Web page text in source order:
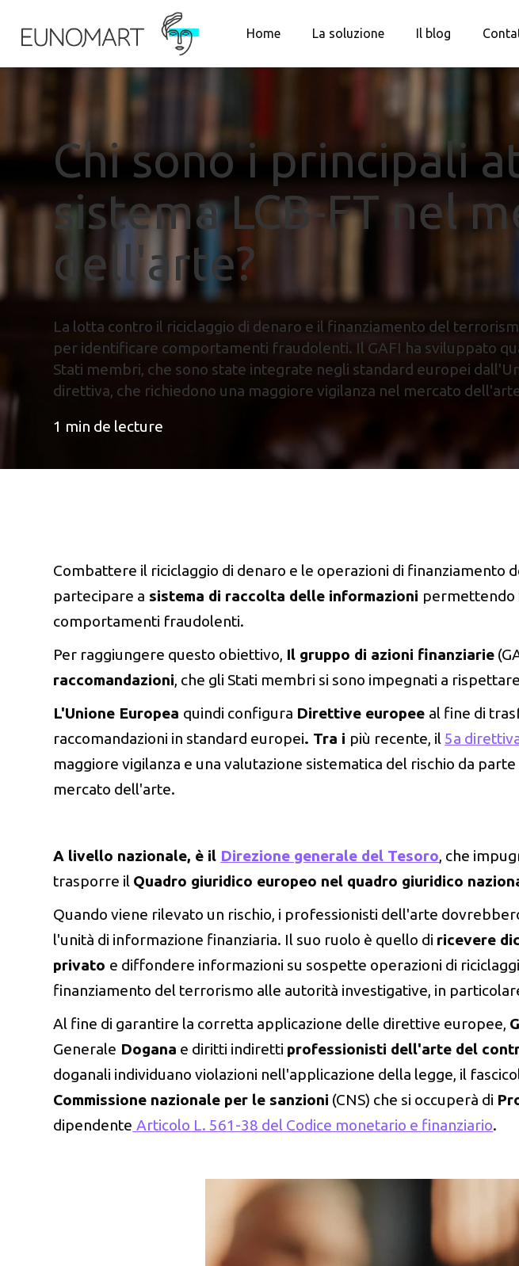
Home La soluzione Il blog
Chi sono i principali
sistema LCB-FT nel
dell'arte?
La lotta contro il riciclaggio di denaro e il finanziamento del
per identificare comportamenti fraudolenti. Il GAFI ha sviluppato
Stati membri, che sono state integrate negli standard europei
direttiva, che richiedono una maggiore vigilanza nel mercato
1 min de lecture
Combattere il riciclaggio di denaro e le operazioni di finanziamento
partecipare a sistema di raccolta delle informazioni permettendo
comportamenti fraudolenti.
Per raggiungere questo obiettivo, Il gruppo di azioni finanziarie
raccomandazioni, che gli Stati membri si sono impegnati a
L'Unione Europea quindi configura Direttive europee al fine di
raccomandazioni in standard europei. Tra i più recente, il 5a
maggiore vigilanza e una valutazione sistematica del rischio da
mercato dell'arte.
A livello nazionale, è il Direzione generale del Tesoro, che
trasporre il Quadro giuridico europeo nel quadro giuridico
Quando viene rilevato un rischio, i professionisti dell'arte
l'unità di informazione finanziaria. Il suo ruolo è quello di ricevere
privato e diffondere informazioni su sospette operazioni di
finanziamento del terrorismo alle autorità investigative, in particolare
Al fine di garantire la corretta applicazione delle direttive europee,
Generale Dogana e diritti indiretti professionisti dell'arte del
doganali individuano violazioni nell'applicazione della legge, il
Commissione nazionale per le sanzioni (CNS) che si occuperà di
dipendente Articolo L. 561-38 del Codice monetario e finanziario.